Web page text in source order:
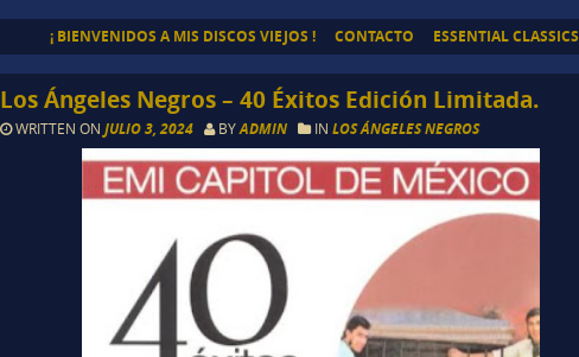
¡ BIENVENIDOS A MIS DISCOS VIEJOS ! CONTACTO ESSENTIAL CLASSICS
Los Ángeles Negros – 40 Éxitos Edición Limitada.
WRITTEN ONJULIO 3, 2024 BYADMIN INLOS ÁNGELES NEGROS